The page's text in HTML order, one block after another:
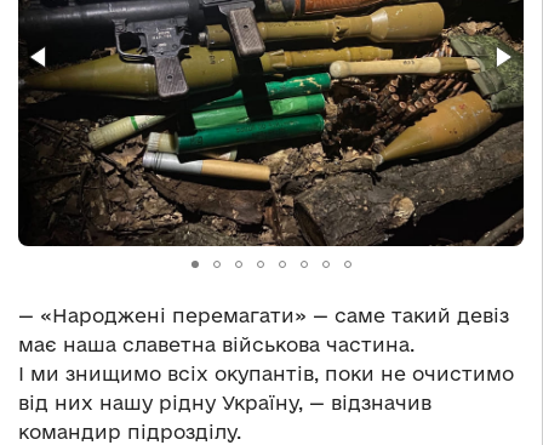
— «Народжені перемагати» — саме такий девіз
має наша славетна військова частина.
І ми знищимо всіх окупантів, поки не очистимо
від них нашу рідну Україну, — відзначив
командир підрозділу.